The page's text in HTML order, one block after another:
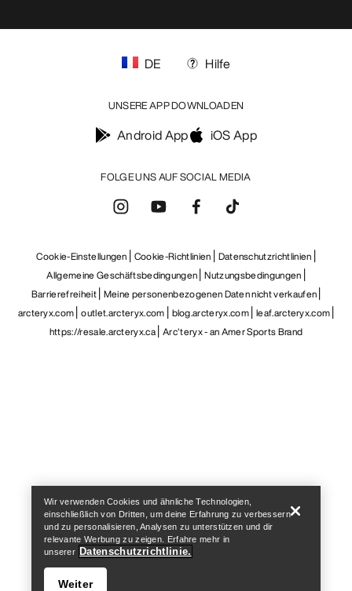
FOLGE UNS AUF SOCIAL MEDIA
DE Hilfe
UNSERE APP DOWNLOADEN
Android App iOS App
Cookie-Einstellungen Cookie-Richtlinien Datenschutzrichtlinien
Allgemeine Geschäftsbedingungen Nutzungsbedingungen
Barrierefreiheit Meine personenbezogenen Daten nicht verkaufen
arcteryx.com outlet.arcteryx.com blog.arcteryx.com leaf.arcteryx.com
https://resale.arcteryx.ca Arc'teryx - an Amer Sports Brand
Wir verwenden Cookies und ähnliche Technologien,
einschließlich von Dritten, um deine Erfahrung zu verbessern
und zu personalisieren, Analysen zu unterstützen und dir
relevante Werbung zu zeigen. Erfahre mehr in
unserer Datenschutzrichtlinie.
Weiter